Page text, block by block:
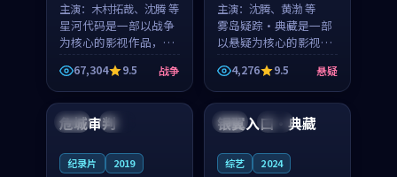
主演： 木村拓哉、沈腾 等
星河代码是一部以战争
为核心的影视作品，围
绕危机、反转与人物成
长展开，整体节奏紧
凑，值得推荐观看。
67,304 9.5 战争
主演： 沈腾、黄渤 等
雾岛疑踪·典藏是一部
以悬疑为核心的影视作
品，围绕危机、反转与
人物成长展开，整体节
奏紧凑，值得推荐观
看。
4,276 9.5 悬疑
中国 杜比
危城审判
纪录片 2019
美国 杜比
银翼入口·典藏
综艺 2024